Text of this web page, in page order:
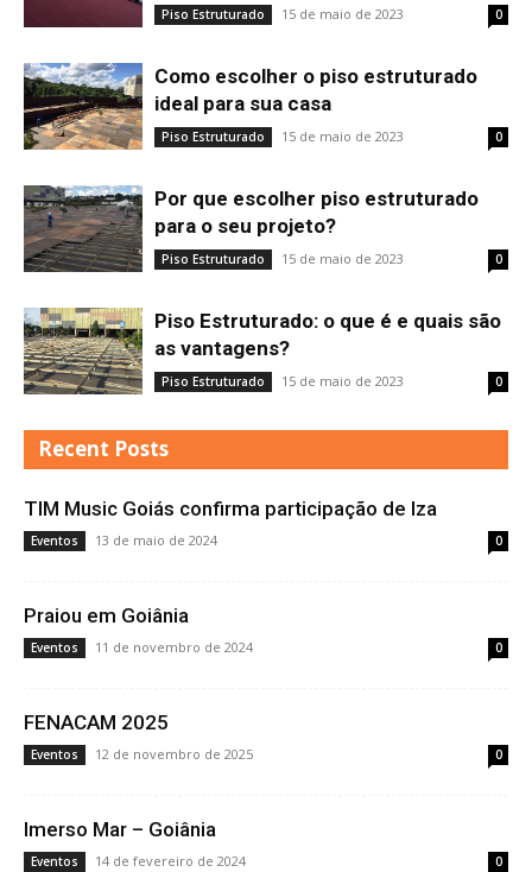
Piso Estruturado 15 de maio de 2023 0
Como escolher o piso estruturado
ideal para sua casa
Piso Estruturado 15 de maio de 2023 0
Por que escolher piso estruturado
para o seu projeto?
Piso Estruturado 15 de maio de 2023 0
Piso Estruturado: o que é e quais são
as vantagens?
Piso Estruturado 15 de maio de 2023 0
Recent Posts
TIM Music Goiás confirma participação de Iza
Eventos 13 de maio de 2024 0
Praiou em Goiânia
Eventos 11 de novembro de 2024 0
FENACAM 2025
Eventos 12 de novembro de 2025 0
Imerso Mar – Goiânia
Eventos 14 de fevereiro de 2024 0